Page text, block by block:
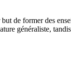
de former des
généraliste,